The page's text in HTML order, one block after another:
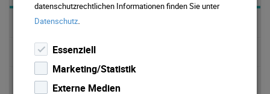
Preise & Downloads Kälte
Was ist Fernkälte?
Wie funktioniert Fernkälte?
datenschutzrechtlichen Informationen finden Sie unter
Datenschutz.
Essenziell
Marketing/Statistik
Externe Medien